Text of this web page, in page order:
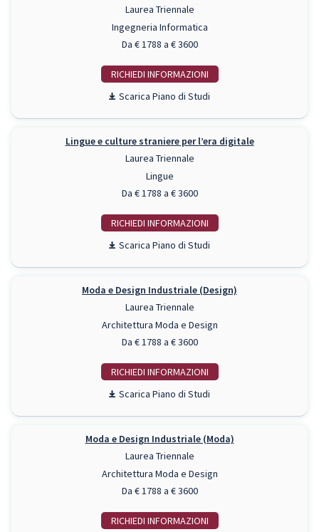
Laurea Triennale
Ingegneria Informatica
Da € 1788 a € 3600
RICHIEDI INFO
Piano di Studi
Lingue e culture straniere per l’era digitale
Laurea Triennale
Lingue
Da € 1788 a € 3600
RICHIEDI INFO
Piano di Studi
Moda e Design Industriale (Design)
Laurea Triennale
Architettura Moda e Design
Da € 1788 a € 3600
RICHIEDI INFO
Piano di Studi
Moda e Design Industriale (Moda)
Laurea Triennale
Architettura Moda e Design
Da € 1788 a € 3600
RICHIEDI INFO